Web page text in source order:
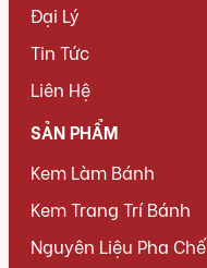
Đại Lý
Tin Tức
Liên Hệ
SẢN PHẨM
Kem Làm Bánh
Kem Trang Trí Bánh
Nguyên Liệu Pha Chế